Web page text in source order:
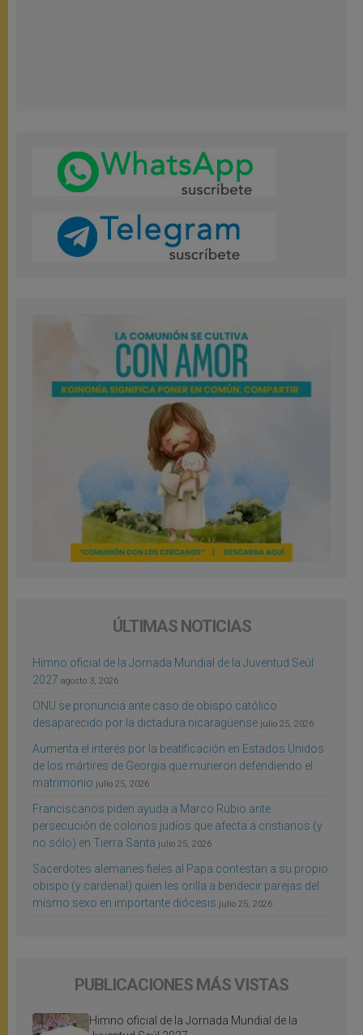
ÚLTIMAS NOTICIAS
Himno oficial de la Jornada Mundial de la Juventud Seúl
2027 agosto 3, 2026
ONU se pronuncia ante caso de obispo católico
desaparecido por la dictadura nicaragüense julio 25, 2026
Aumenta el interés por la beatificación en Estados Unidos
de los mártires de Georgia que murieron defendiendo el
matrimonio julio 25, 2026
Franciscanos piden ayuda a Marco Rubio ante
persecución de colonos judíos que afecta a cristianos (y
no sólo) en Tierra Santa julio 25, 2026
Sacerdotes alemanes fieles al Papa contestan a su propio
obispo (y cardenal) quien les orilla a bendecir parejas del
mismo sexo en importante diócesis julio 25, 2026
PUBLICACIONES MÁS VISTAS
Himno oficial de la Jornada Mundial de la